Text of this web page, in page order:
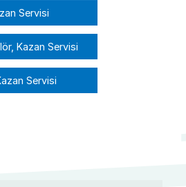
Servisi
Kazan Servisi
Servisi